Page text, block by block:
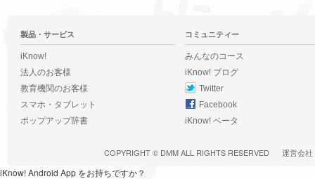
製品・サービス
iKnow!
法人のお客様
教育機関のお客様
スマホ・タブレット
ポップアップ辞書
コミュニティー
みんなのコース
iKnow! ブログ
Twitter
Facebook
iKnow! ベータ
COPYRIGHT © DMMALL RIGHTS RESERVED 運営会社
iKnow! Android App をお持ちですか？